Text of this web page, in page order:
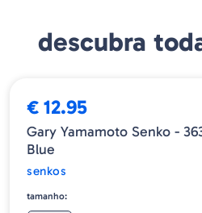
descubra
€ 12.95
Gary Yamamoto Senko -
Blue
senkos
tamanho: